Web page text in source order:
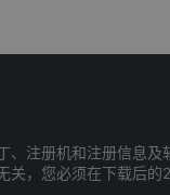
注册机和注册信息
，您必须在下载后